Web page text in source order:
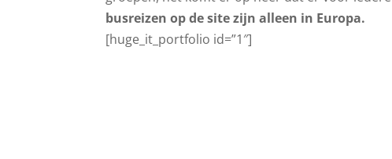
busreizen op de site zijn alleen in Europa.
[huge_it_portfolio id=”1″]